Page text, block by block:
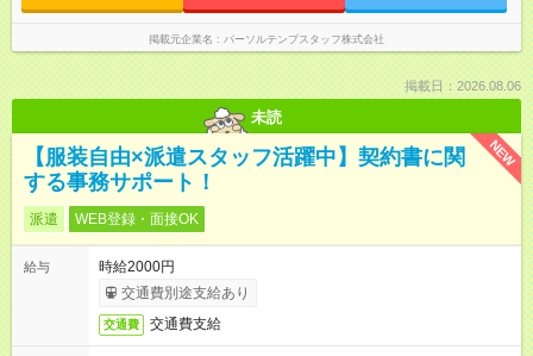
掲載元企業名 パーソルテンプスタッフ株式会社
掲載日：2026.08.06
未読
NEW
【服装自由×派遣スタッフ活躍中】契約書に関
する事務サポート！
派遣 WEB登録・面接OK
給与
時給2000円
交通費別途支給あり
交通費 交通費支給